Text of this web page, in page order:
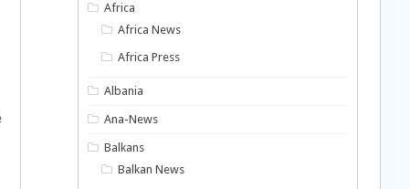
Africa
Africa News
Africa Press
Albania
Ana-News
Balkans
Balkan News